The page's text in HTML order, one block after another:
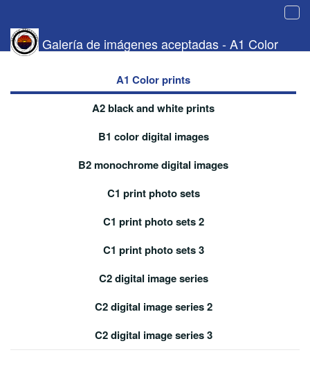
Galería de imágenes aceptadas - A1 Color
prints
A1 Color prints
A2 black and white prints
B1 color digital images
B2 monochrome digital images
C1 print photo sets
C1 print photo sets 2
C1 print photo sets 3
C2 digital image series
C2 digital image series 2
C2 digital image series 3